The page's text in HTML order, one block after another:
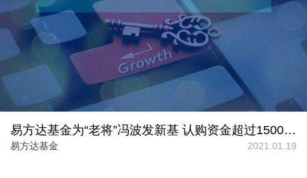
易方达基金为“老将”冯波发新基 认购资金超过1500亿元“刷新高”
易方达基金 2021.01.19